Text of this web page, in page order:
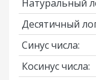
Натуральный
Десятичный
Синус числа:
Косинус числа: